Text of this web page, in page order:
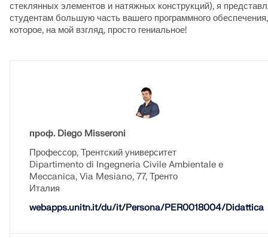
стеклянных элементов и натяжных конструкций), я
студентам большую часть вашего программного обеспечения,
которое, на мой взгляд, просто гениальное!
проф. Diego Misseroni
Профессор, Трентский университет
Dipartimento di Ingegneria Civile Ambientale e
Meccanica, Via Mesiano, 77, Тренто
Италия
webapps.unitn.it/du/it/Persona/PER0018004/Didattica